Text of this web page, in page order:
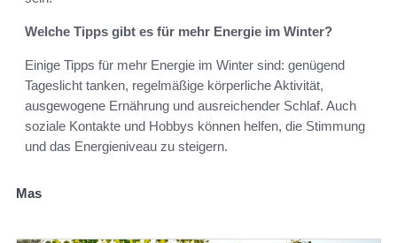
Welche Tipps gibt es für mehr Energie im Winter?
Einige Tipps für mehr Energie im Winter sind: genügend
Tageslicht tanken, regelmäßige körperliche Aktivität,
ausgewogene Ernährung und ausreichender Schlaf. Auch
soziale Kontakte und Hobbys können helfen, die Stimmung
und das Energieniveau zu steigern.
Mas